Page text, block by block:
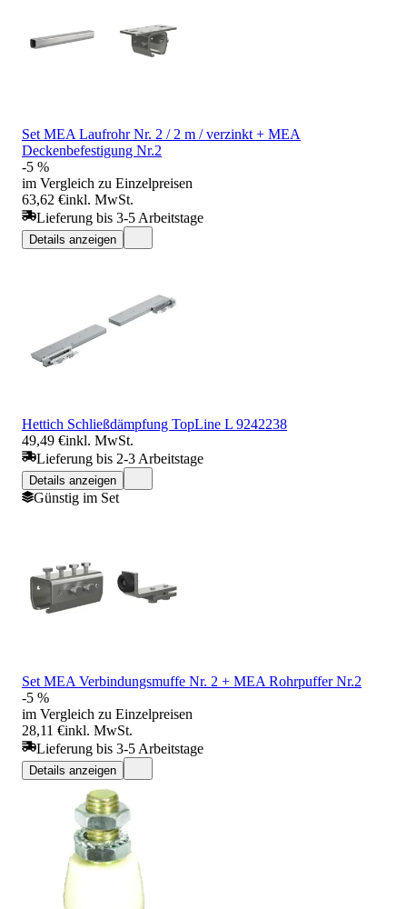
Set MEA Laufrohr Nr. 2 / 2 m / verzinkt + MEA
Deckenbefestigung Nr.2
-5 %
im Vergleich zu Einzelpreisen
63,62 €inkl. MwSt.
Lieferung bis 3-5 Arbeitstage
Details anzeigen
Hettich Schließdämpfung TopLine L 9242238
49,49 €inkl. MwSt.
Lieferung bis 2-3 Arbeitstage
Details anzeigen
Günstig im Set
Set MEA Verbindungsmuffe Nr. 2 + MEA Rohrpuffer Nr.2
-5 %
im Vergleich zu Einzelpreisen
28,11 €inkl. MwSt.
Lieferung bis 3-5 Arbeitstage
Details anzeigen